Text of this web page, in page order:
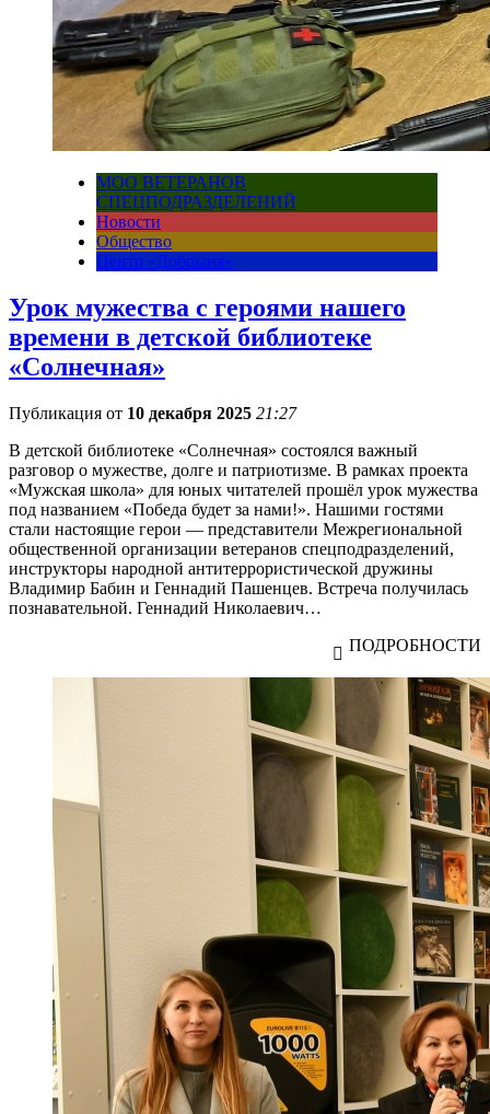
МОО ВЕТЕРАНОВ
СПЕЦПОДРАЗДЕЛЕНИЙ
Новости
Общество
Центр «Добрыня»
Урок мужества с героями нашего
времени в детской библиотеке
«Солнечная»
Публикация от 10 декабря 2025 21:27
В детской библиотеке «Солнечная» состоялся важный
разговор о мужестве, долге и патриотизме. В рамках проекта
«Мужская школа» для юных читателей прошёл урок мужества
под названием «Победа будет за нами!». Нашими гостями
стали настоящие герои — представители Межрегиональной
общественной организации ветеранов спецподразделений,
инструкторы народной антитеррористической дружины
Владимир Бабин и Геннадий Пашенцев. Встреча получилась
познавательной. Геннадий Николаевич…
ПОДРОБНОСТИ